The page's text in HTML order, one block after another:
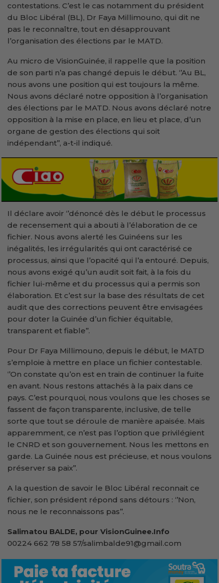
contestations. C’est le cas notamment du président
du Bloc Libéral (BL), Dr Faya Millimouno, qui dit ne
pas le reconnaître, tout en désapprouvant
l’organisation des élections par le MATD.
Au micro de VisionGuinée, il rappelle que la position
de son parti n’a pas changé depuis le début. ‘’Au BL,
nous avons une position qui est toujours la même.
Nous avons déclaré notre opposition à l’organisation
des élections par le MATD. Nous avons déclaré notre
opposition à la mise en place, en lieu et place, d’un
organe de gestion des élections qui soit
indépendant’’, a-t-il indiqué.
Il déclare avoir ‘’dénoncé dès le début le processus
de recensement qui a abouti à l’élaboration de ce
fichier. Nous avons alerté les Guinéens sur les
inégalités, les irrégularités qui ont caractérisé ce
processus, ainsi que l’opacité qui l’a entouré. Depuis,
nous avons exigé qu’un audit soit fait, à la fois du
fichier lui-même et du processus qui a permis son
élaboration. Et c’est sur la base des résultats de cet
audit que des corrections peuvent être envisagées
pour doter la Guinée d’un fichier équitable,
transparent et fiable’’.
Pour Dr Faya Millimouno, depuis le début, le MATD
s’emploie à mettre en place un fichier contestable.
‘’On constate qu’on est en train de continuer la fuite
en avant. Nous restons attachés à la paix dans ce
pays. C’est pourquoi, nous voulons que les choses se
fassent de façon transparente, inclusive, de telle
sorte que tout se déroule de manière apaisée. Mais
apparemment, ce n’est pas l’option que privilégient
le CNRD et son gouvernement. Nous les mettons en
garde. La Guinée nous est précieuse, et nous voulons
préserver sa paix’’.
A la question de savoir le Bloc Libéral reconnait ce
fichier, son président répond sans détours : ‘’Non,
nous ne le reconnaissons pas’’.
Salimatou BALDE, pour VisionGuinee.Info
00224 662 78 58 57/salimbalde91@gmail.com